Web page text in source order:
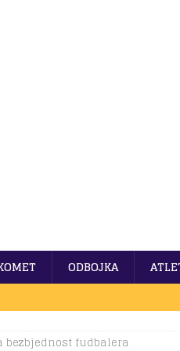
ODBOJKA
bezbjednost fudbalera